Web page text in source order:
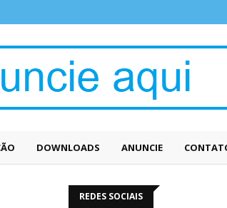
DOWNLOADS ANUNCIE
REDES SOCIAIS